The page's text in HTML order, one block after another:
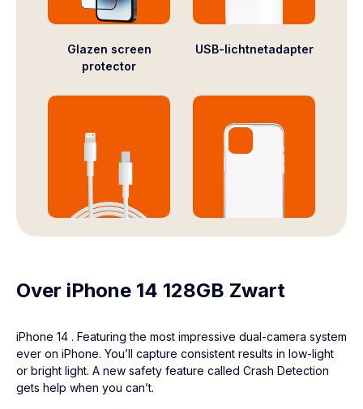
Glazen screen
protector
USB-lichtnetadapter
Over iPhone 14 128GB Zwart
iPhone 14 . Featuring the most impressive dual-camera system
ever on iPhone. You’ll capture consistent results in low-light
or bright light. A new safety feature called Crash Detection
gets help when you can’t.